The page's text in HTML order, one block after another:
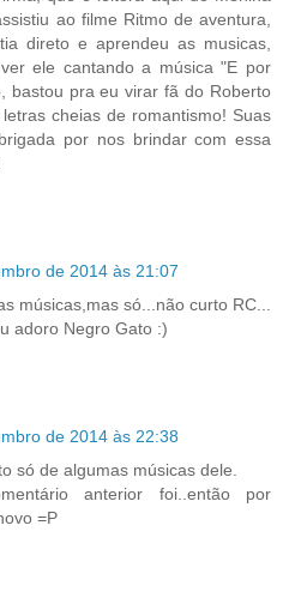
ao filme Ritmo de aventura,
direto e aprendeu as musicas,
ele cantando a música "E por
bastou pra eu virar fã do Roberto
cheias de romantismo! Suas
por nos brindar com essa
de 2014 às 21:07
músicas,mas só...não curto RC...
adoro Negro Gato :)
de 2014 às 22:38
só de algumas músicas dele.
anterior foi..então por
=P